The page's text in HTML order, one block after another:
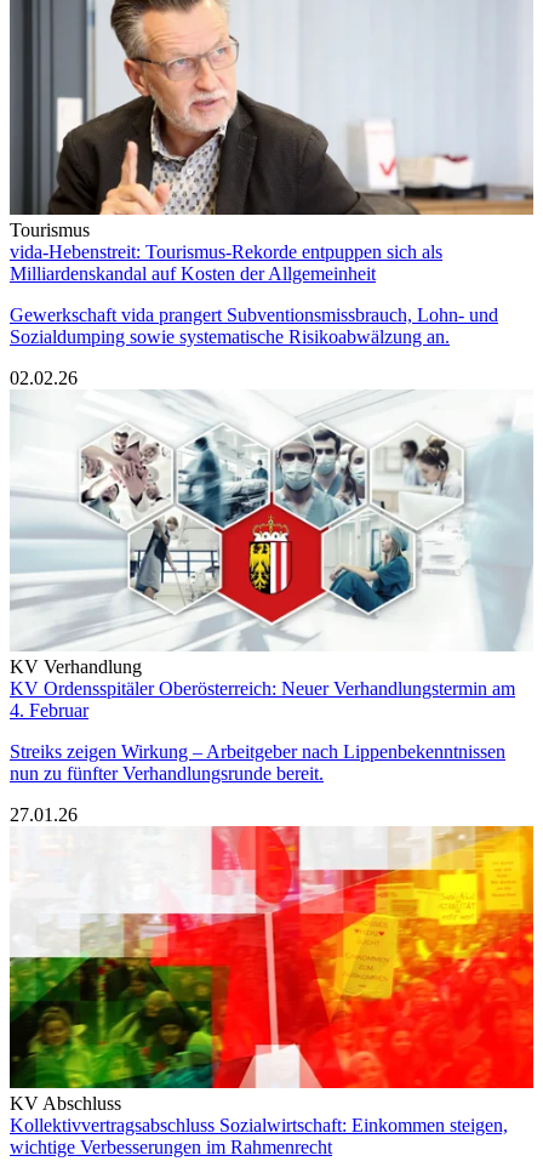
Tourismus
vida-Hebenstreit: Tourismus-Rekorde entpuppen sich als
Milliardenskandal auf Kosten der Allgemeinheit
Gewerkschaft vida prangert Subventionsmissbrauch, Lohn- und
Sozialdumping sowie systematische Risikoabwälzung an.
02.02.26
KV Verhandlung
KV Ordensspitäler Oberösterreich: Neuer Verhandlungstermin am
4. Februar
Streiks zeigen Wirkung – Arbeitgeber nach Lippenbekenntnissen
nun zu fünfter Verhandlungsrunde bereit.
27.01.26
KV Abschluss
Kollektivvertragsabschluss Sozialwirtschaft: Einkommen steigen,
wichtige Verbesserungen im Rahmenrecht